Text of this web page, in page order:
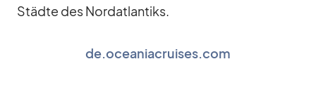
Städte des Nord­at­lan­tiks.
de.oceaniacruises.com